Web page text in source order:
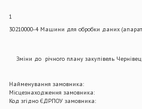
1
30210000-4 Машини для обробки даних
Зміни до річного плану закупівель
Найменування замовника:
Місцезнаходження замовника:
Код згідно ЄДРПОУ замовника: